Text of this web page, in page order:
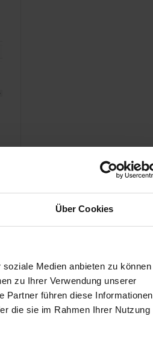
Über Cookies
Medien anbieten zu können
zu Ihrer Verwendung unserer
Partner führen diese Informationen
die sie im Rahmen Ihrer Nutzung